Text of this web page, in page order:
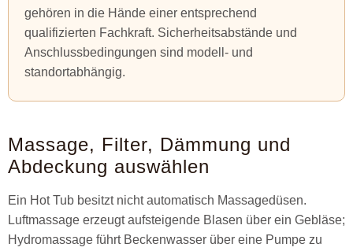
gehören in die Hände einer entsprechend
qualifizierten Fachkraft. Sicherheitsabstände und
Anschlussbedingungen sind modell- und
standortabhängig.
Massage, Filter, Dämmung und
Abdeckung auswählen
Ein Hot Tub besitzt nicht automatisch Massagedüsen.
Luftmassage erzeugt aufsteigende Blasen über ein Gebläse;
Hydromassage führt Beckenwasser über eine Pumpe zu